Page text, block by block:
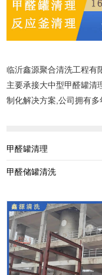
临沂鑫源聚合清洗工程有
主要承接大中型甲醛罐清
制化解决方案,公司拥有多
甲醛罐清理
甲醛储罐清洗